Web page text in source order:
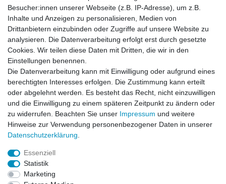
E-MAIL **
Newsletter
Honig
Hiermit bestätige ich, dass ich die
Einwilligung kann ich jederzeit widerrufen.**
Abonnieren
** Hierbei handelt es sich um ein Pflichtfeld.
Besucher:innen unserer Webseite (z.B. IP-Adresse), um z.B.
Inhalte und Anzeigen zu personalisieren, Medien von
Drittanbietern einzubinden oder Zugriffe auf unsere Website zu
analysieren. Die Datenverarbeitung erfolgt erst durch gesetzte
Cookies. Wir teilen diese Daten mit Dritten, die wir in den
Einstellungen benennen.
Die Datenverarbeitung kann mit Einwilligung oder aufgrund eines
berechtigten Interesses erfolgen. Die Zustimmung kann erteilt
oder abgelehnt werden. Es besteht das Recht, nicht einzuwilligen
und die Einwilligung zu einem späteren Zeitpunkt zu ändern oder
zu widerrufen. Beachten Sie unser Impressum und weitere
Hinweise zur Verwendung personenbezogener Daten in unserer
Daten­schutz­erklärung
Essenziell
Statistik
Marketing